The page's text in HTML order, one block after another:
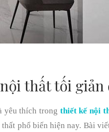
thất tối giản
yêu thích trong thiết kế nội
phổ biến hiện nay. Bài